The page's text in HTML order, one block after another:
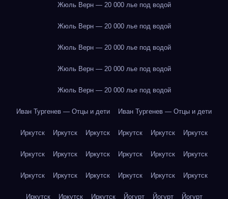
Жюль Верн — 20 000 лье под водой
Жюль Верн — 20 000 лье под водой
Жюль Верн — 20 000 лье под водой
Жюль Верн — 20 000 лье под водой
Жюль Верн — 20 000 лье под водой
Иван Тургенев — Отцы и дети Иван Тургенев — Отцы и дети
Иркутск Иркутск Иркутск Иркутск Иркутск Иркутск
Иркутск Иркутск Иркутск Иркутск Иркутск Иркутск
Иркутск Иркутск Иркутск Иркутск Иркутск Иркутск
Иркутск Иркутск Иркутск Йогурт Йогурт Йогурт